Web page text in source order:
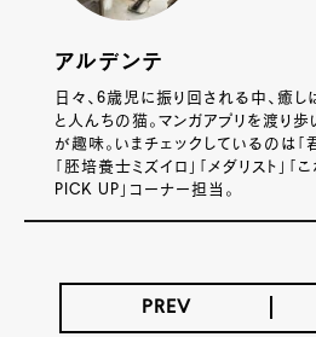
アルデンテ
日々、6歳児に振り回される中、癒し
と人んちの猫。マンガアプリを渡り
が趣味。いまチェックしているのは「
「胚培養士ミズイロ」「メダリスト」「
PICK UP」コーナー担当。
PREV